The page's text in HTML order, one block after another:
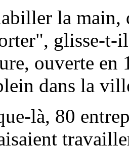
la main,
glisse-t-
ouverte
dans la
là, 80